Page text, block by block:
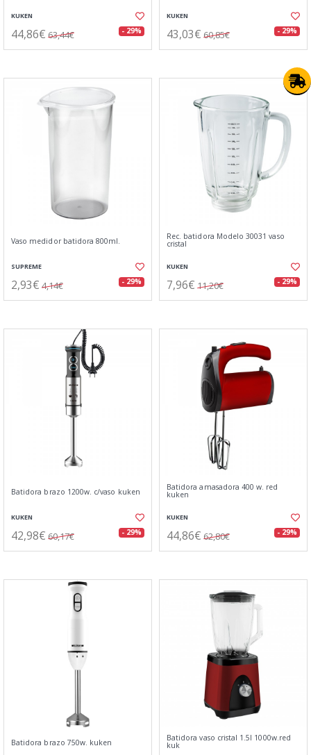
KUKEN
44,86€ 63,44€ - 29%
KUKEN
43,03€ 60,85€ - 29%
Vaso medidor batidora 800ml.
SUPREME
2,93€ 4,14€ - 29%
Rec. batidora Modelo 30031 vaso
cristal
KUKEN
7,96€ 11,20€ - 29%
Batidora brazo 1200w. c/vaso kuken
KUKEN
42,98€ 60,17€ - 29%
Batidora amasadora 400 w. red
kuken
KUKEN
44,86€ 62,80€ - 29%
Batidora brazo 750w. kuken Batidora vaso cristal 1.5l 1000w.red
kuk